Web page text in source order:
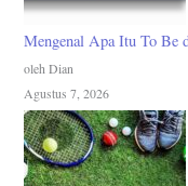
Mengenal Apa Itu To Be
oleh Dian
Agustus 7, 2026